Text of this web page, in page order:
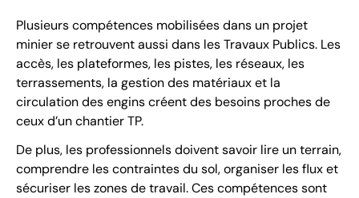
Plusieurs compétences mobilisées dans un projet
minier se retrouvent aussi dans les Travaux Publics. Les
accès, les plateformes, les pistes, les réseaux, les
terrassements, la gestion des matériaux et la
circulation des engins créent des besoins proches de
ceux d’un chantier TP.
De plus, les professionnels doivent savoir lire un terrain,
comprendre les contraintes du sol, organiser les flux et
sécuriser les zones de travail. Ces compétences sont